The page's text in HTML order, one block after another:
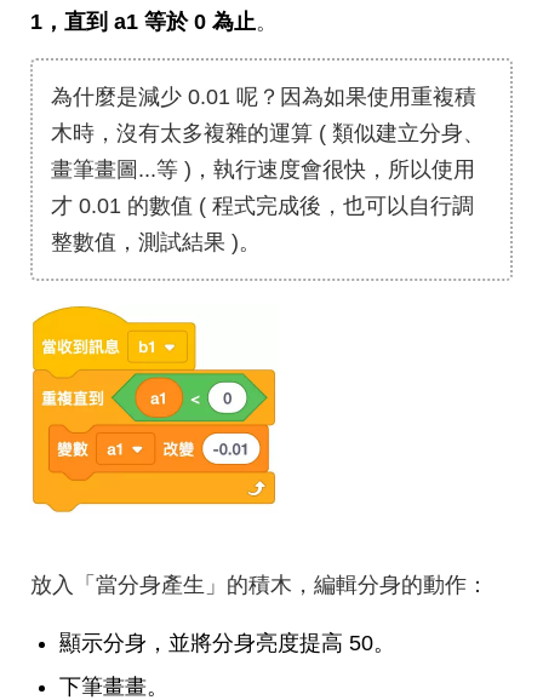
1，直到 a1 等於 0 為止。
為什麼是減少 0.01 呢？因為如果使用重複積
木時，沒有太多複雜的運算 ( 類似建立分身、
畫筆畫圖...等 )，執行速度會很快，所以使用
才 0.01 的數值 ( 程式完成後，也可以自行調
整數值，測試結果 )。
放入「當分身產生」的積木，編輯分身的動作：
顯示分身，並將分身亮度提高 50。
下筆畫畫。